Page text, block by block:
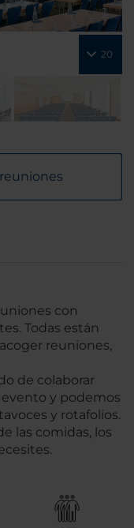
20
con
Todas están
reuniones,
de colaborar
y podemos
y rotafolios.
las comidas, los